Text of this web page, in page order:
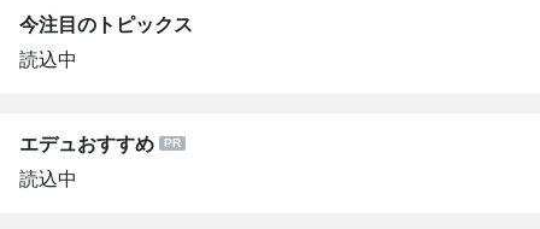
今注目のトピックス
読込中
エデュおすすめ
読込中